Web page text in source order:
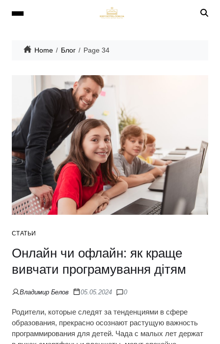
Home Блог Page 34
СТАТЬИ
Онлайн чи офлайн: як краще
вивчати програмування дітям
Владимир Белов 05.05.2024 0
Родители, которые следят за тенденциями в сфере
образования, прекрасно осознают растущую важность
программирования для детей. Чада с малых лет держат